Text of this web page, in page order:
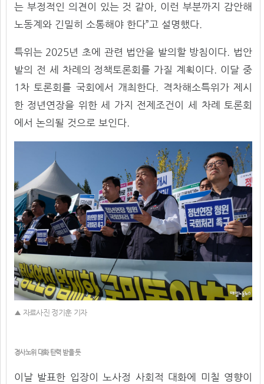
는 부정적인 의견이 있는 것 같아, 이런 부분까지 감안해
노동계와 긴밀히 소통해야 한다”고 설명했다.
특위는 2025년 초에 관련 법안을 발의할 방침이다. 법안
발의 전 세 차례의 정책토론회를 가질 계획이다. 이달 중
1차 토론회를 국회에서 개최한다. 격차해소특위가 제시
한 정년연장을 위한 세 가지 전제조건이 세 차례 토론회
에서 논의될 것으로 보인다.
▲ 자료사진 정기훈 기자
경사노위 대화 탄력 받을 듯
이날 발표한 입장이 노사정 사회적 대화에 미칠 영향이